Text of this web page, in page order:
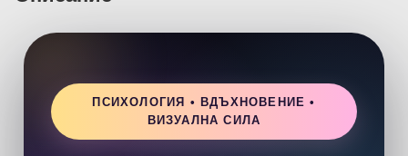
ПСИХОЛОГИЯ • ВДЪХНОВЕНИЕ •
ВИЗУАЛНА СИЛА